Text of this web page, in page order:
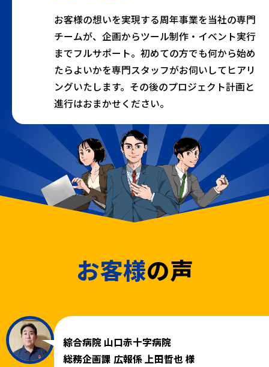
お客様の想いを実現する周年事業を当社の専門
チームが、企画からツール制作・イベント実行
までフルサポート。初めての方でも何から始め
たらよいかを専門スタッフがお伺いしてヒアリ
ングいたします。その後のプロジェクト計画と
進行はおまかせください。
お客様の声
綜合病院 山口赤十字病院
総務企画課 広報係 上田哲也 様